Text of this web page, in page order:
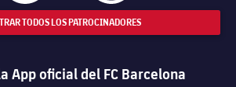
TODOS LOS PATROCINADORES
App oficial del FC Barcelona